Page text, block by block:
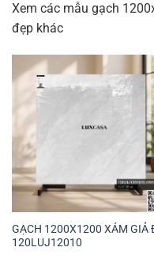
Xem các mẫu gạch
đẹp khác
GẠCH 1200X1200 XÁM GIẢ
120LUJ12010